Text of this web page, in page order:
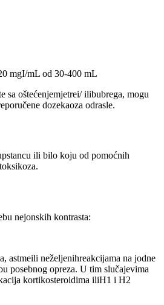
mgI/mL od 30-400 mL
sa oštećenjemjetrei/ ilibubrega, mogu
dozekaoza odrasle.
ili bilo koju od pomoćnih
nejonskih kontrasta:
astmeili neželjenihreakcijama na jodne
posebnog opreza. U tim slučajevima
kortikosteroidima iliH1 i H2